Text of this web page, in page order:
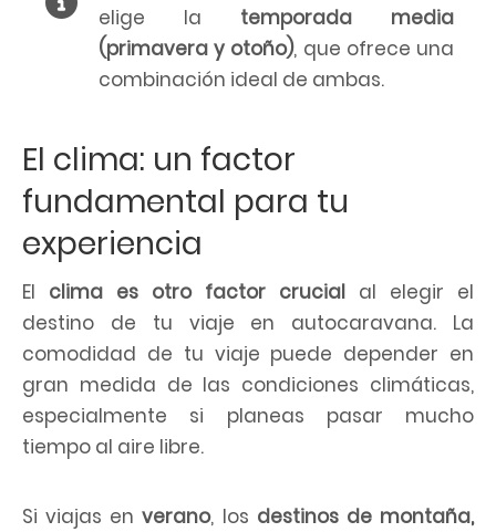
elige la temporada media
(primavera y otoño), que ofrece una
combinación ideal de ambas.
El clima: un factor
fundamental para tu
experiencia
El clima es otro factor crucial al elegir el
destino de tu viaje en autocaravana. La
comodidad de tu viaje puede depender en
gran medida de las condiciones climáticas,
especialmente si planeas pasar mucho
tiempo al aire libre.
Si viajas enverano, los destinos de montaña,